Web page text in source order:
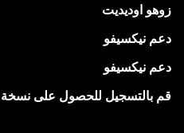
زوهو اوديديت
دعم نيكسيفو
دعم نيكسيفو
قم بالتسجيل للحصول على نسخة